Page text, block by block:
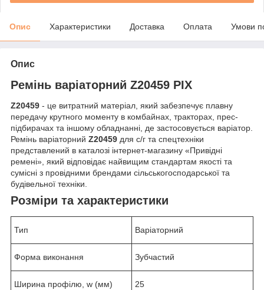
Опис Характеристики Доставка Оплата Умови
Опис
Ремінь варіаторний Z20459 PIX
Z20459 - це витратний матеріал, який забезпечує плавну
передачу крутного моменту в комбайнах, тракторах, прес-
підбирачах та іншому обладнанні, де застосовується варіатор.
Ремінь варіаторний Z20459 для с/г та спецтехніки
представлений в каталозі інтернет-магазину «Привідні
ремені», який відповідає найвищим стандартам якості та
сумісні з провідними брендами сільськогосподарської та
будівельної техніки.
Розміри та характеристики
Тип Варіаторний
Форма виконання Зубчастий
Ширина профілю, w (мм) 25